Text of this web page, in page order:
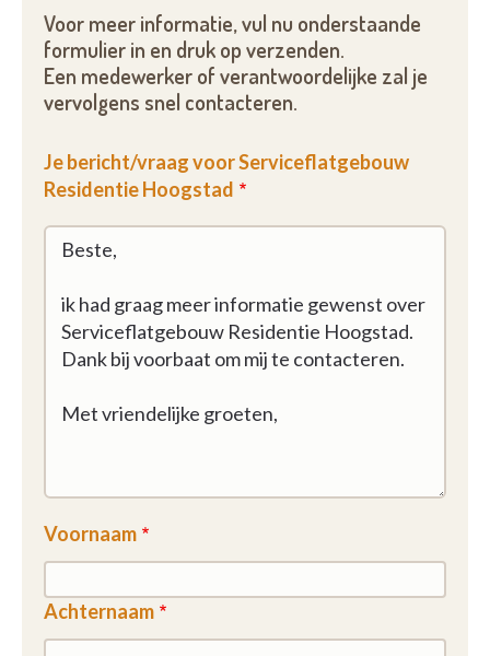
Voor meer informatie, vul nu onderstaande
formulier in en druk op verzenden.
Een medewerker of verantwoordelijke zal je
vervolgens snel contacteren.
Je bericht/vraag voor Serviceflatgebouw
Residentie Hoogstad
Voornaam
Achternaam